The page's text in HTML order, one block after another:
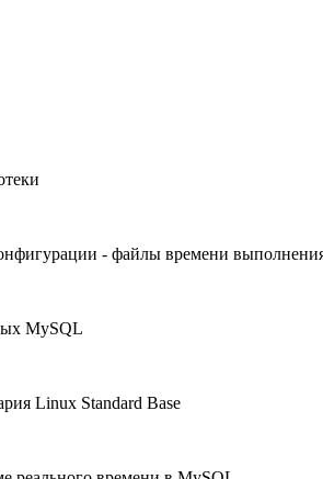
- файлы времени
MySQL
Linux Standard Base